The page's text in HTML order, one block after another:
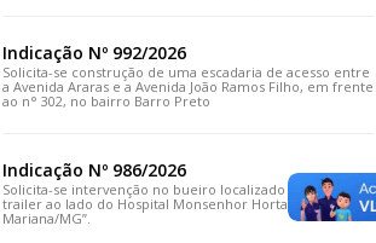
Indicação Nº 992/2026
Solicita-se construção de uma escadaria de acesso entre
a Avenida Araras e a Avenida João Ramos Filho, em frente
ao n° 302, no bairro Barro Preto
Indicação Nº 986/2026
Solicita-se intervenção no bueiro localizado em frente ao
trailer ao lado do Hospital Monsenhor Horta, em
Mariana/MG”.